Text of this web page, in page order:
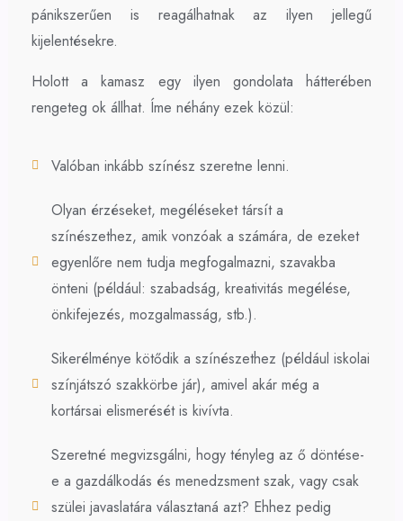
pánikszerűen is reagálhatnak az ilyen jellegű
kijelentésekre.
Holott a kamasz egy ilyen gondolata hátterében
rengeteg ok állhat. Íme néhány ezek közül:
Valóban inkább színész szeretne lenni.
Olyan érzéseket, megéléseket társít a
színészethez, amik vonzóak a számára, de ezeket
egyenlőre nem tudja megfogalmazni, szavakba
önteni (például: szabadság, kreativitás megélése,
önkifejezés, mozgalmasság, stb.).
Sikerélménye kötődik a színészethez (például iskolai
színjátszó szakkörbe jár), amivel akár még a
kortársai elismerését is kivívta.
Szeretné megvizsgálni, hogy tényleg az ő döntése-
e a gazdálkodás és menedzsment szak, vagy csak
szülei javaslatára választaná azt? Ehhez pedig